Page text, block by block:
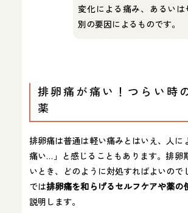
変化による痛み、あるいは
別の要因によるものです。
排卵痛が痛い！つらい時
薬
排卵痛は普通は軽い痛みとはいえ、人に
痛い…」と感じることもあります。排卵
いとき、どのように対処すればよいので
では排卵痛を和らげるセルフケアや薬の
説明します。